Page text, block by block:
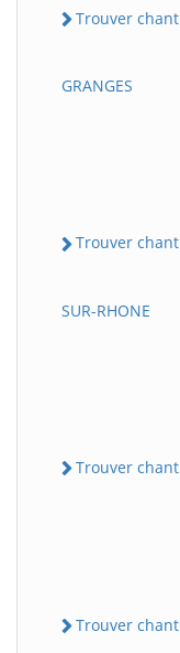
Trouver
GRANGES
Trouver
SUR-RHONE
Trouver
Trouver